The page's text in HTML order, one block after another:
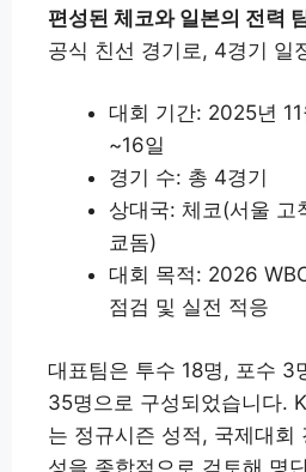
편성된 체코와 일본의 전력
공식 친선 경기로, 4경기 일
대회 기간: 2025년
~16일
경기 수: 총 4경기
상대국: 체코(서울 고
쿄돔)
대회 목적: 2026
점검 및 실전 적응
대표팀은 투수 18명, 포수 3
35명으로 구성되었습니다.
는 정규시즌 성적, 국제대회
성을 종합적으로 검토해 명